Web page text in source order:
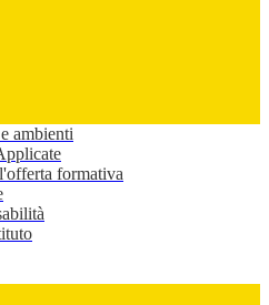
ambienti
formativa